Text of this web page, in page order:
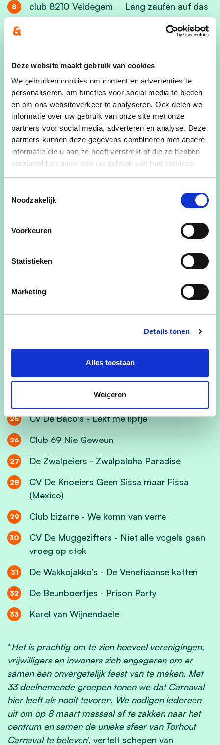
Deze website maakt gebruik van cookies
We gebruiken cookies om content en advertenties te
personaliseren, om functies voor social media te bieden
en om ons websiteverkeer te analyseren. Ook delen we
informatie over uw gebruik van onze site met onze
partners voor social media, adverteren en analyse. Deze
partners kunnen deze gegevens combineren met andere
informatie die u aan ze heeft verstrekt of die ze hebben
verzameld op basis van uw gebruik van hun services.
Noodzakelijk
Voorkeuren
Statistieken
Marketing
Details tonen
Alles toestaan
Weigeren
club 8210 Veldegem Lang zaufen auf das
latten
Orde van de Stropers De Drakenridders
De Tjoeptjes- Loekoe Loekoe melkers
FC Peperbusse- We zoeken de grens op
De Klakkers- Lego
OVD Grappige Jokers - Nen serieuze balkon
OrkaKEET - De Orky Blinders
KLJ Torhout - The Minions
verpleegkundigen
KunstNaArbeid Veldegem - Drumband,
Orde van de Pret - Katstronaut
t Go Mo Morgen Zien vzw - Het zatte tapijt
De Lekkerbekken - MacDonald Duck
Cv De Baco's - Lekt me liptje
Club 69 Nie Geweun
De Zwalpeiers - Zwalpaloha Paradise
CV De Knoeiers Geen Sissa maar Fissa
(Mexico)
Club bizarre - We komn van verre
CV De Muggezifters - Niet alle vogels gaan
vroeg op stok
De Wakkojakko’s - De Venetiaanse katten
De Beunboertjes - Prison Party
Karel van Wijnendaele
“Het is prachtig om te zien hoeveel verenigingen,
vrijwilligers en inwoners zich engageren om er
samen een onvergetelijk feest van te maken. Met
33 deelnemende groepen tonen we dat Carnaval
hier leeft als nooit tevoren. We nodigen iedereen
uit om op 8 maart massaal af te zakken naar het
centrum en samen de unieke sfeer van Torhout
Carnaval te beleven', vertelt schepen van